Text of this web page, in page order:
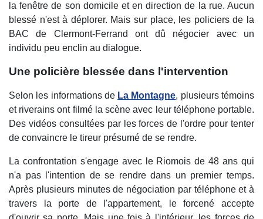
la fenêtre de son domicile et en direction de la rue. Aucun
blessé n'est à déplorer. Mais sur place, les policiers de la
BAC de Clermont-Ferrand ont dû négocier avec un
individu peu enclin au dialogue.
Une policière blessée dans l'intervention
Selon les informations de La Montagne, plusieurs témoins
et riverains ont filmé la scène avec leur téléphone portable.
Des vidéos consultées par les forces de l'ordre pour tenter
de convaincre le tireur présumé de se rendre.
La confrontation s'engage avec le Riomois de 48 ans qui
n'a pas l'intention de se rendre dans un premier temps.
Après plusieurs minutes de négociation par téléphone et à
travers la porte de l'appartement, le forcené accepte